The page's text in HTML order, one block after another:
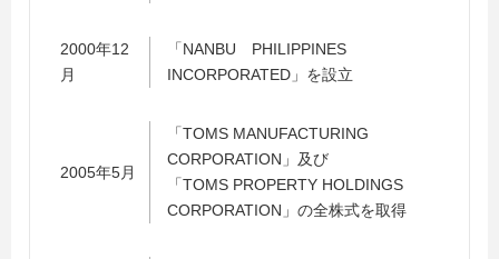
2000年12
月
「NANBU PHILIPPINES
INCORPORATED」を設立
2005年5月
「TOMS MANUFACTURING
CORPORATION」及び
「TOMS PROPERTY HOLDINGS
CORPORATION」の全株式を取得